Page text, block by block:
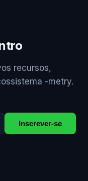
recursos,
-metry.
Inscrever-se